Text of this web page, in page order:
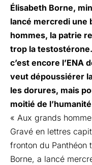
Élisabeth Borne,
lancé mercredi une
hommes, la patrie
trop la testostérone.
c’est encore l’ENA
veut dépoussiérer
les dorures, mais
moitié de
« Aux grands
Gravé en lettres
fronton du Panthéon
Borne, a lancé